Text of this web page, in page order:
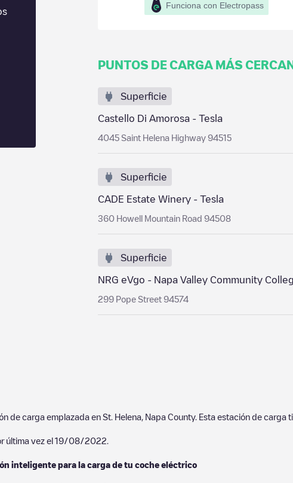
Funciona con Electropass
PUNTOS DE CARGA MÁS
Superficie
Castello Di Amorosa - Tesla
4045 Saint Helena Highway 94515
Superficie
CADE Estate Winery - Tesla
360 Howell Mountain Road 94508
Superficie
NRG eVgo - Napa Valley Community
299 Pope Street 94574
de carga emplazada en St. Helena Napa County. Esta estación de carga
última vez el 19/08/2022
inteligente para la carga de tu coche eléctrico